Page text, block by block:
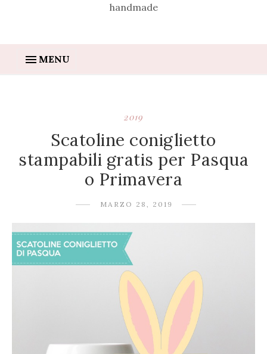
handmade
MENU
2019
Scatoline coniglietto
stampabili gratis per Pasqua
o Primavera
MARZO 28, 2019